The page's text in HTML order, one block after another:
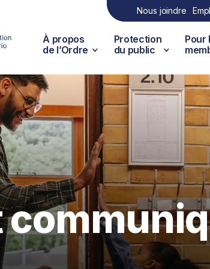
Nous joindre
À propos
de l’Ordre
Protection
du public
Pour